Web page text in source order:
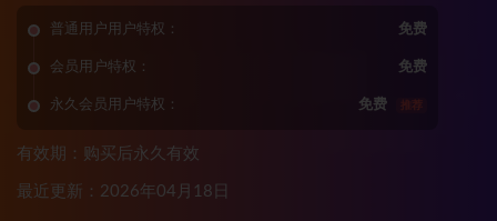
普通用户用户特权： 免费
会员用户特权： 免费
永久会员用户特权： 免费 推荐
有效期：购买后永久有效
最近更新：2026年04月18日